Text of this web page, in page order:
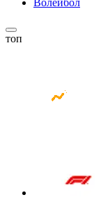
Волейбол
топ